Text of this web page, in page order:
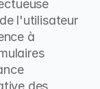
l'utilisateur
à
des